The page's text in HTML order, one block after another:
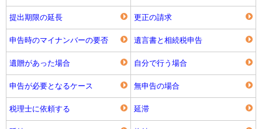
提出期限の延長 更正の請求
申告時のマイナンバーの要否 遺言書と相続税申告
遺贈があった場合 自分で行う場合
申告が必要となるケース 無申告の場合
税理士に依頼する 延滞